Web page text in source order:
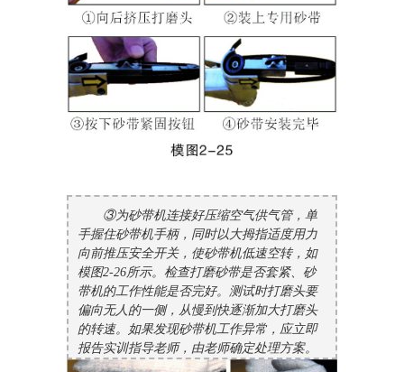
③为砂带机连接好压缩空气供气管，单
手握住砂带机手柄，同时以大拇指适度用力
向前推压安全开关，使砂带机低速空转，如
模图2-26所示。检查打磨砂带是否套紧、砂
带机的工作性能是否完好。测试时打磨头要
偏向无人的一侧，从慢到快逐渐加大打磨头
的转速。如果发现砂带机工作异常，应立即
报告实训指导老师，由老师确定处理方案。